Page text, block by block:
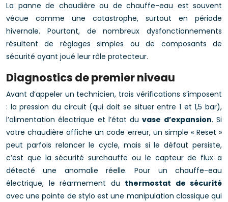
La panne de chaudière ou de chauffe-eau est souvent
vécue comme une catastrophe, surtout en période
hivernale. Pourtant, de nombreux dysfonctionnements
résultent de réglages simples ou de composants de
sécurité ayant joué leur rôle protecteur.
Diagnostics de premier niveau
Avant d’appeler un technicien, trois vérifications s’imposent
: la pression du circuit (qui doit se situer entre 1 et 1,5 bar),
l’alimentation électrique et l’état duvase d’expansion. Si
votre chaudière affiche un code erreur, un simple « Reset »
peut parfois relancer le cycle, mais si le défaut persiste,
c’est que la sécurité surchauffe ou le capteur de flux a
détecté une anomalie réelle. Pour un chauffe-eau
électrique, le réarmement du thermostat de sécurité
avec une pointe de stylo est une manipulation classique qui